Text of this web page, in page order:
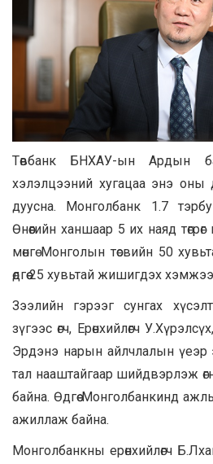
Төвбанк БНХАУ-ын Ардын
хэлэлцээний хугацаа энэ оны
дуусна. Монголбанк 1.7
Өнөөгийн ханшаар 5 их наяд
мөнгө Монголын төсвийн 50
өдгөө 25 хувьтай жишигдэх
Зээлийн гэрээг сунгах
зүгээс өгч, Ерөнхийлөгч
Эрдэнэ нарын айлчлалын үеэр
тал нааштайгаар шийдвэрлэж өгнө
байна. Өдгөө Монголбанкинд
ажиллаж байна.
Монголбанкны ерөнхийлөгч